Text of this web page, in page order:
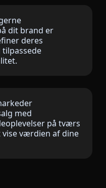
dit brand er
deres
med
på tværs
værdien af dine